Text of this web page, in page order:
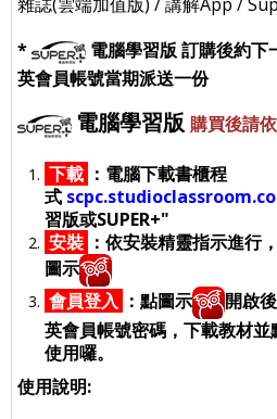
*
電腦學習版 訂購後約下
英會員帳號當期派送一份
電腦學習版 購買後請
下載 ： 電腦下載書櫃程
式
習版或SUPER+"
安裝 ： 依安裝精靈指示進行
圖示
會員登入 ： 點圖示
開啟
英會員帳號密碼，下載教材
使用囉。
使用說明: